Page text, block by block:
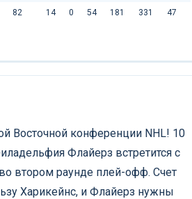
82 14 0 54 181 331 47
Восточной конференции NHL! 10
Флайерз встретится с
втором раунде плей-офф. Счет
Харикейнс, и Флайерз нужны